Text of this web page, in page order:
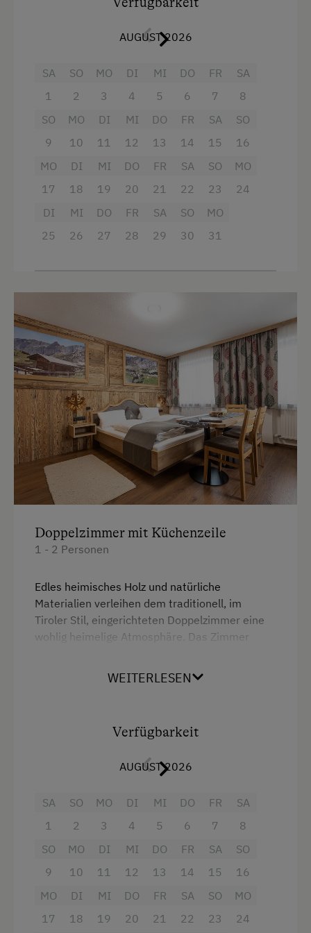
Balkon/Terrasse
Haarföhn
Toilette
Handtücher
Aussicht auf eine Berglandschaft
Wlan
Doppelbett
AUGUST 2026
SA
1
SO
2
MO
3
DI
4
MI
5
DO
6
FR
7
SA
8
SO
9
MO
10
DI
11
MI
12
DO
13
FR
14
SA
15
SO
16
MO
17
DI
18
MI
19
DO
20
FR
21
SA
22
SO
23
MO
24
DI
25
MI
26
DO
27
FR
28
SA
29
SO
30
MO
31
Doppelzimmer mit Küchenzeile
1 - 2 Personen
Edles heimisches Holz und natürliche
Materialien verleihen dem traditionell, im
Tiroler Stil, eingerichteten Doppelzimmer eine
wohlig heimelige Atmosphäre. Das Zimmer
in diesem Zimmer vorhanden.
Wasserkocher
Aussicht auf eine Berglandschaft
WEITERLESEN
Verfügbarkeit
AUGUST 2026
SA
1
SO
2
MO
3
DI
4
MI
5
DO
6
FR
7
SA
8
SO
9
MO
10
DI
11
MI
12
DO
13
FR
14
SA
15
SO
16
MO
17
DI
18
MI
19
DO
20
FR
21
SA
22
SO
23
MO
24